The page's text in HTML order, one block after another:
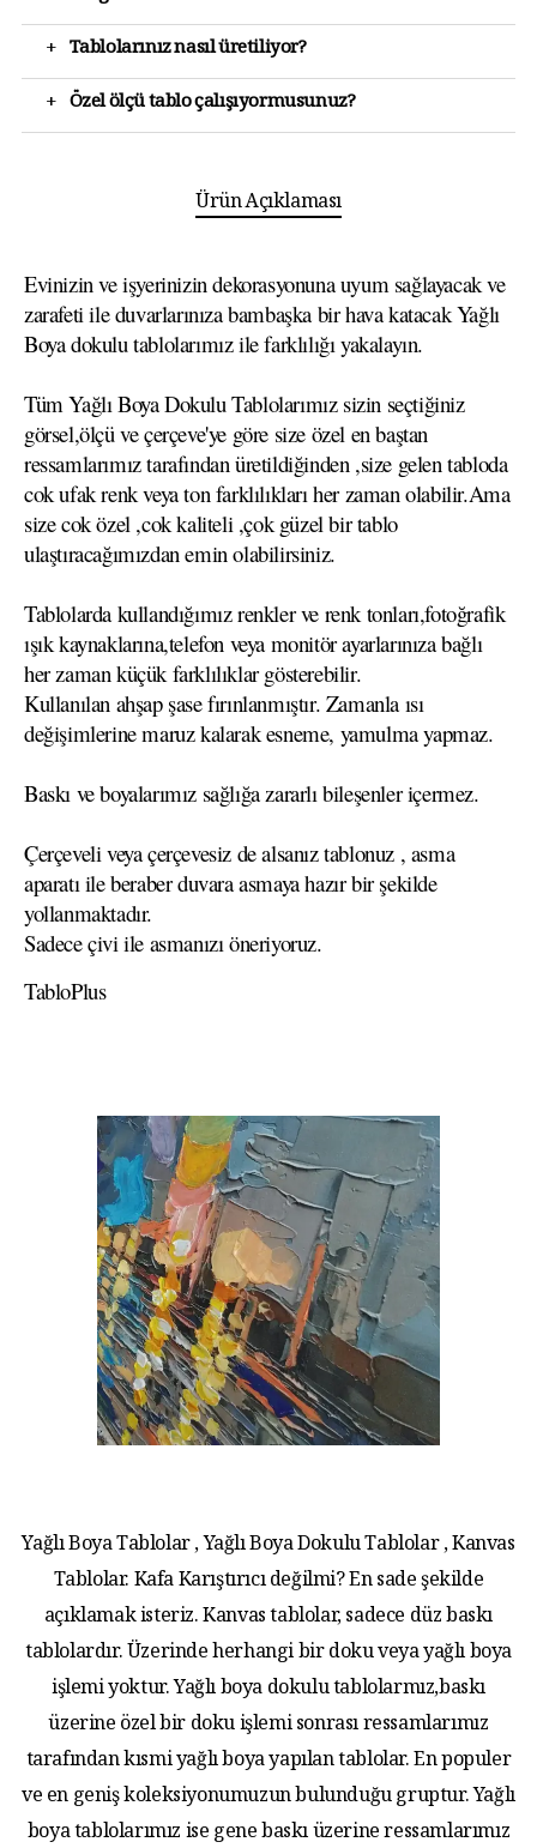
+ Tablolarınız nasıl üretiliyor?
+ Özel ölçü tablo çalışıyormusunuz?
Ürün Açıklaması
Evinizin ve işyerinizin dekorasyonuna uyum sağlayacak ve
zarafeti ile duvarlarınıza bambaşka bir hava katacak Yağlı
Boya dokulu tablolarımız ile farklılığı yakalayın.
Tüm Yağlı Boya Dokulu Tablolarımız sizin seçtiğiniz
görsel,ölçü ve çerçeve'ye göre size özel en baştan
ressamlarımız tarafından üretildiğinden ,size gelen tabloda
cok ufak renk veya ton farklılıkları her zaman olabilir.Ama
size cok özel ,cok kaliteli ,çok güzel bir tablo
ulaştıracağımızdan emin olabilirsiniz.
Tablolarda kullandığımız renkler ve renk tonları,fotoğrafik
ışık kaynaklarına,telefon veya monitör ayarlarınıza bağlı
her zaman küçük farklılıklar gösterebilir.
Kullanılan ahşap şase fırınlanmıştır. Zamanla ısı
değişimlerine maruz kalarak esneme, yamulma yapmaz.
Baskı ve boyalarımız sağlığa zararlı bileşenler içermez.
Çerçeveli veya çerçevesiz de alsanız tablonuz , asma
aparatı ile beraber duvara asmaya hazır bir şekilde
yollanmaktadır.
Sadece çivi ile asmanızı öneriyoruz.
TabloPlus
Yağlı Boya Tablolar , Yağlı Boya Dokulu Tablolar , Kanvas
Tablolar. Kafa Karıştırıcı değilmi? En sade şekilde
açıklamak isteriz. Kanvas tablolar, sadece düz baskı
tablolardır. Üzerinde herhangi bir doku veya yağlı boya
işlemi yoktur. Yağlı boya dokulu tablolarmız,baskı
üzerine özel bir doku işlemi sonrası ressamlarımız
tarafından kısmi yağlı boya yapılan tablolar. En populer
ve en geniş koleksiyonumuzun bulunduğu gruptur. Yağlı
boya tablolarımız ise gene baskı üzerine ressamlarımız